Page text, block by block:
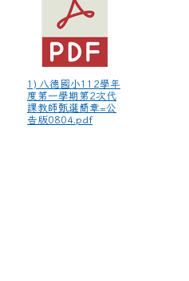
1) 八德國小112學年
度第一學期第2次代
課教師甄選簡章=公
告版0804.pdf